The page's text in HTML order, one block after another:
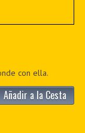
con ella.
Añadir a la Cesta